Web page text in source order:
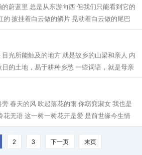
蔚蓝里 总是从东游向西 但我们只能看到它的
的 披挂着白云做的鳞片 晃动着白云做的尾巴
好看的...
光所能触及的地方 就是故乡的山梁和亲人 内
的土地，易于耕种乡愁 一些词语，就是母亲
守候...
春天的风 吹起落花的雨 你窈窕淑女 我也是
花无语 这一树一树花开是爱 是前世缘今生情
最美...
2 3 下一页 末页